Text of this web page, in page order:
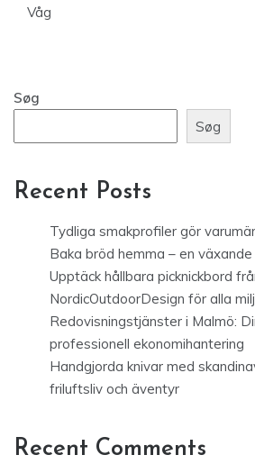
Våg
Søg
Søg
Recent Posts
Tydliga smakprofiler gör
Baka bröd hemma – en
Upptäck hållbara picknickbord
NordicOutdoorDesign för alla
Redovisningstjänster i Malmö:
professionell ekonomihantering
Handgjorda knivar med
friluftsliv och äventyr
Recent Comments